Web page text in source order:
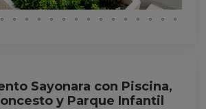
Sayonara con Piscina,
y Parque Infantil